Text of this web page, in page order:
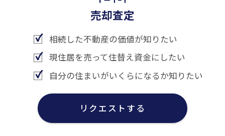
売却査定
相続した不動産の価値が知りたい
現住居を売って住替え資金にしたい
自分の住まいがいくらになるか知りたい
リクエストする